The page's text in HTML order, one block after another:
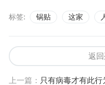
标签: 锅贴 这家
返
上一篇： 只有病毒才有此行